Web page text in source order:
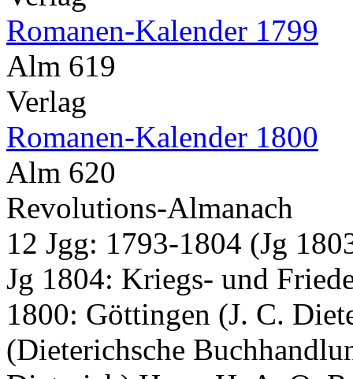
Romanen-Kalender 1799
Alm 619
Verlag
Romanen-Kalender 1800
Alm 620
Revolutions-Almanach
12 Jgg: 1793-1804 (Jg
Jg 1804: Kriegs- und
1800: Göttingen (J. C.
(Dieterichsche